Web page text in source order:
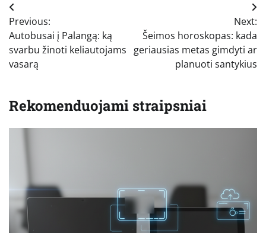
Navigacija
tarp
įrašų
Previous:
Autobusai į Palangą: ką
svarbu žinoti keliautojams
vasarą
Next:
Šeimos horoskopas: kada
geriausias metas gimdyti ar
planuoti santykius
Rekomenduojami straipsniai